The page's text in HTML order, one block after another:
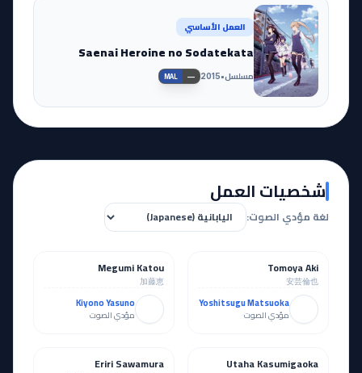
العمل الأساسي
Saenai Heroine no Sodatekata
مسلسل•
2015
MAL —
شخصيات العمل
لغة مؤدي الصوت:
رئيسي
Tomoya Aki
安芸倫也
Yoshitsugu Matsuoka
مؤدي الصوت
رئيسي
Megumi Katou
加藤恵
Kiyono Yasuno
مؤدي الصوت
رئيسي
Utaha Kasumigaoka رئيسي
Eriri Sawamura